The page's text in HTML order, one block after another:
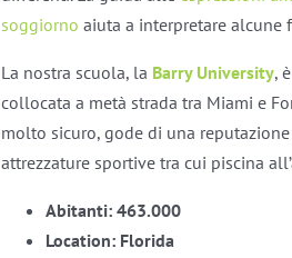
soggiorno aiuta a interpretare
La nostra scuola, la Barry University,
collocata a metà strada tra Miami e
molto sicuro, gode di una
attrezzature sportive tra cui piscina
Abitanti: 463.000
Location: Florida